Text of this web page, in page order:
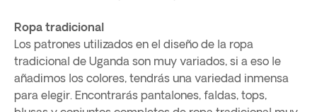
Ropa tradicional
Los patrones utilizados en el diseño de la ropa
tradicional de Uganda son muy variados, si a eso le
añadimos los colores, tendrás una variedad inmensa
para elegir. Encontrarás pantalones, faldas, tops,